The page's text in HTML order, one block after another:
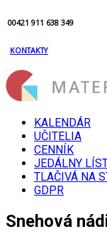
00421 911 638 349
KONTAKTY
KALENDÁR
UČITELIA
CENNÍK
JEDÁLNY
TLAČIVÁ NA
GDPR
Snehová